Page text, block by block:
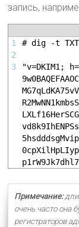
запись,
1
2
3
# dig -t
"v=DKIM1;
Примечание:
очень часто она
регистраторов